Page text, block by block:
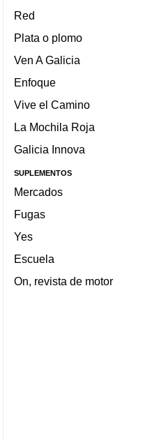
Red
Plata o plomo
Ven A Galicia
Enfoque
Vive el Camino
La Mochila Roja
Galicia Innova
SUPLEMENTOS
Mercados
Fugas
Yes
Escuela
On, revista de motor